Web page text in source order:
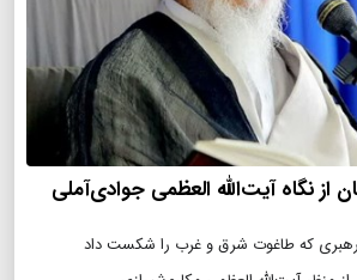
از نگاه آیت‌الله العظمی جوادی‌آملی
که طاغوت شرق و غرب را شکست داد